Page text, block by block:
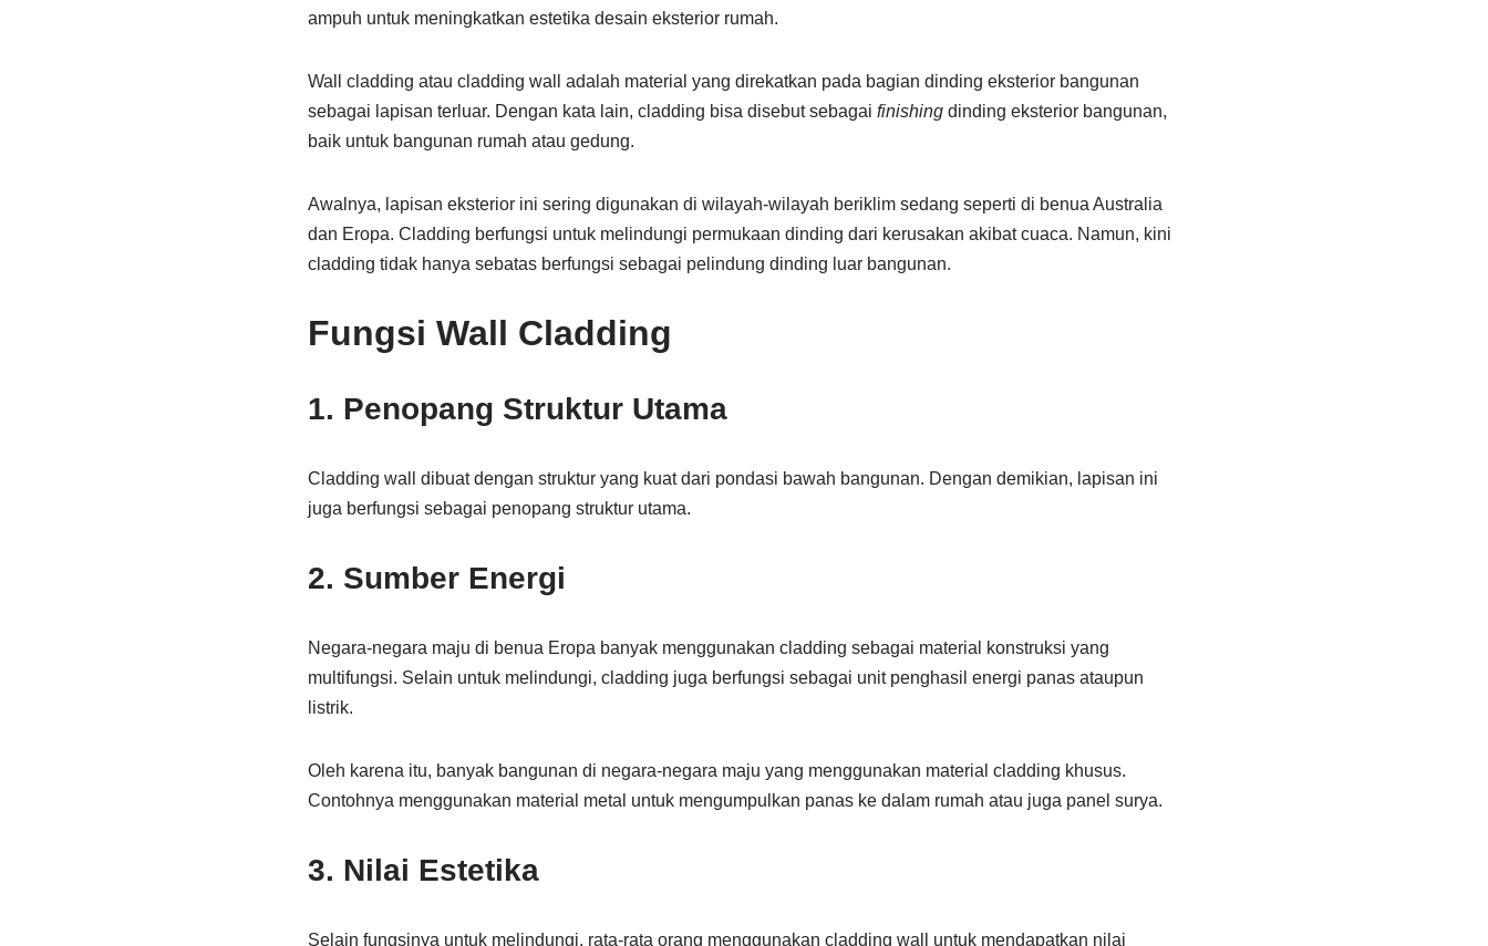
ampuh untuk meningkatkan estetika desain eksterior rumah.
Wall cladding atau cladding wall adalah material yang direkatkan pada bagian dinding eksterior bangunan
sebagai lapisan terluar. Dengan kata lain, cladding bisa disebut sebagai finishing dinding eksterior bangunan,
baik untuk bangunan rumah atau gedung.
Awalnya, lapisan eksterior ini sering digunakan di wilayah-wilayah beriklim sedang seperti di benua Australia
dan Eropa. Cladding berfungsi untuk melindungi permukaan dinding dari kerusakan akibat cuaca. Namun, kini
cladding tidak hanya sebatas berfungsi sebagai pelindung dinding luar bangunan.
Fungsi Wall Cladding
1. Penopang Struktur Utama
Cladding wall dibuat dengan struktur yang kuat dari pondasi bawah bangunan. Dengan demikian, lapisan ini
juga berfungsi sebagai penopang struktur utama.
2. Sumber Energi
Negara-negara maju di benua Eropa banyak menggunakan cladding sebagai material konstruksi yang
multifungsi. Selain untuk melindungi, cladding juga berfungsi sebagai unit penghasil energi panas ataupun
listrik.
Oleh karena itu, banyak bangunan di negara-negara maju yang menggunakan material cladding khusus.
Contohnya menggunakan material metal untuk mengumpulkan panas ke dalam rumah atau juga panel surya.
3. Nilai Estetika
Selain fungsinya untuk melindungi, rata-rata orang menggunakan cladding wall untuk mendapatkan nilai